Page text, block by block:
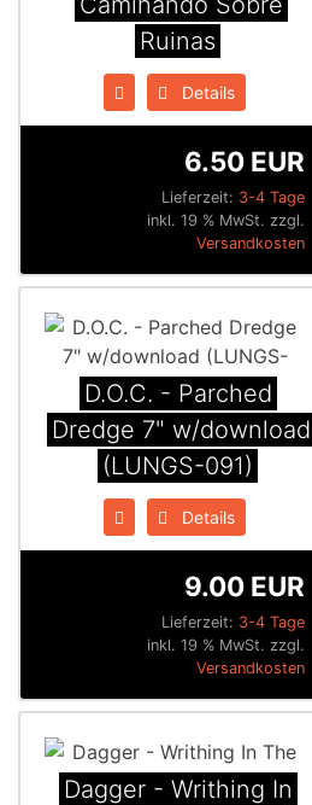
Ruinas
Details
Lieferzeit: 3-4 Tage
6.50 EUR
inkl. 19 % MwSt. zzgl.
Versandkosten
D.O.C. - Parched
Dredge 7" w/download
(LUNGS-091)
Details
Lieferzeit: 3-4 Tage
9.00 EUR
inkl. 19 % MwSt. zzgl.
Versandkosten
Dagger - Writhing In